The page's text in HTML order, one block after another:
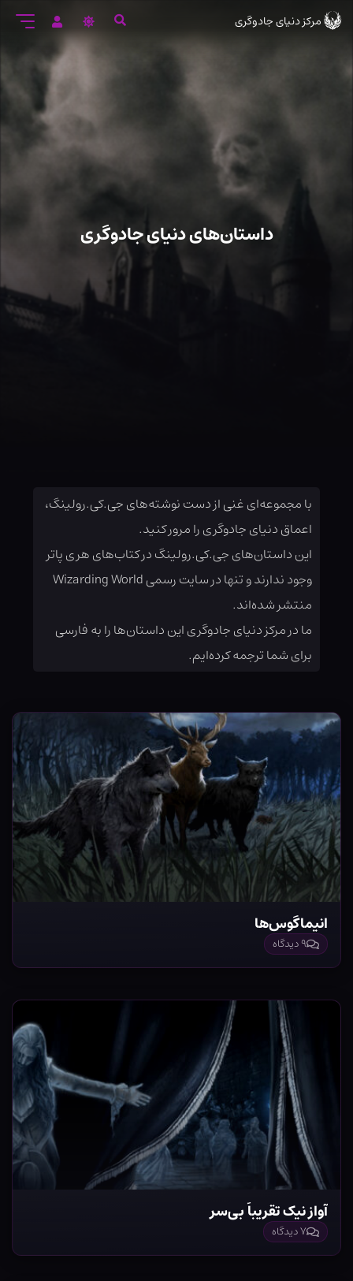
ورود
اصلی
مرکز دنیای جادوگری
داستان‌های دنیای جادوگری
با مجموعه‌ای غنی از دست نوشته‌های جی.کی.رولینگ،
اعماق دنیای جادوگری را مرور کنید.
این داستان‌های جی.کی.رولینگ در کتاب‌های هری پاتر
وجود ندارند و تنها در سایت رسمی Wizarding World
منتشر شده‌اند.
ما در مرکز دنیای جادوگری این داستان‌ها را به فارسی
برای شما ترجمه کرده‌ایم.
انیماگوس‌ها
۹ دیدگاه
آواز نیک تقریباً بی‌سر
۷ دیدگاه